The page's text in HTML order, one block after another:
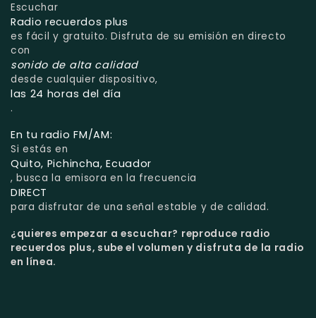
Escuchar
Radio recuerdos plus
es fácil y gratuito. Disfruta de su emisión en directo
con
sonido de alta calidad
desde cualquier dispositivo,
las 24 horas del día
.
En tu radio FM/AM:
Si estás en
Quito, Pichincha, Ecuador
, busca la emisora en la frecuencia
DIRECT
para disfrutar de una señal estable y de calidad.
¿quieres empezar a escuchar? reproduce radio
recuerdos plus, sube el volumen y disfruta de la radio
en línea.